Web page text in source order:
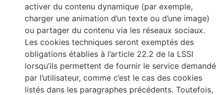
activer du contenu dynamique (par exemple,
charger une animation d’un texte ou d’une image)
ou partager du contenu via les réseaux sociaux.
Les cookies techniques seront exemptés des
obligations établies à l’article 22.2 de la LSSI
lorsqu’ils permettent de fournir le service demandé
par l’utilisateur, comme c’est le cas des cookies
listés dans les paragraphes précédents. Toutefois,